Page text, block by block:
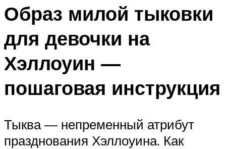
Образ милой тыковки
для девочки на
Хэллоуин —
пошаговая инструкция
Тыква — непременный атрибут
празднования Хэллоуина. Как